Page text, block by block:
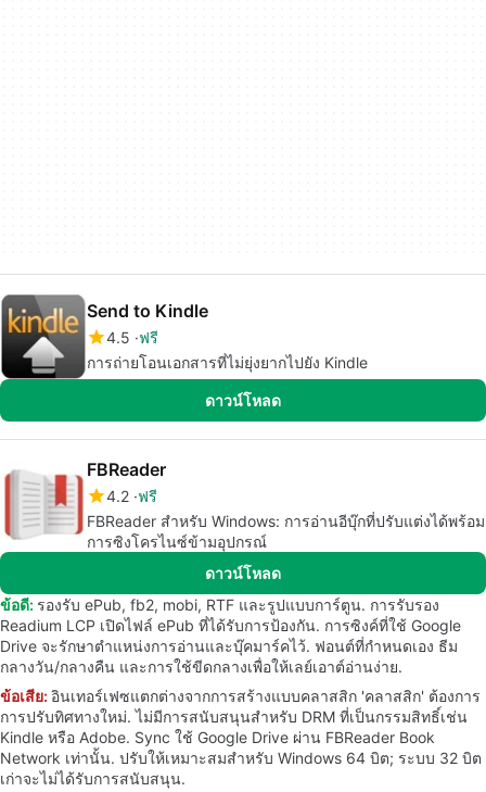
Send to Kindle
4.5 ฟรี
การถ่ายโอนเอกสารที่ไม่ยุ่งยากไปยัง Kindle
ดาวน์โหลด
FBReader
4.2 ฟรี
FBReader สำหรับ Windows: การอ่านอีบุ๊กที่ปรับแต่งได้พร้อม
การซิงโครไนซ์ข้ามอุปกรณ์
ดาวน์โหลด
ข้อดี: รองรับ ePub, fb2, mobi, RTF และรูปแบบการ์ตูน. การรับรอง
Readium LCP เปิดไฟล์ ePub ที่ได้รับการป้องกัน. การซิงค์ที่ใช้ Google
Drive จะรักษาตำแหน่งการอ่านและบุ๊คมาร์คไว้. ฟอนต์ที่กำหนดเอง ธีม
กลางวัน/กลางคืน และการใช้ขีดกลางเพื่อให้เลย์เอาต์อ่านง่าย.
ข้อเสีย: อินเทอร์เฟซแตกต่างจากการสร้างแบบคลาสสิก 'คลาสสิก' ต้องการ
การปรับทิศทางใหม่. ไม่มีการสนับสนุนสำหรับ DRM ที่เป็นกรรมสิทธิ์เช่น
Kindle หรือ Adobe. Sync ใช้ Google Drive ผ่าน FBReader Book
Network เท่านั้น. ปรับให้เหมาะสมสำหรับ Windows 64 บิต; ระบบ 32 บิต
เก่าจะไม่ได้รับการสนับสนุน.